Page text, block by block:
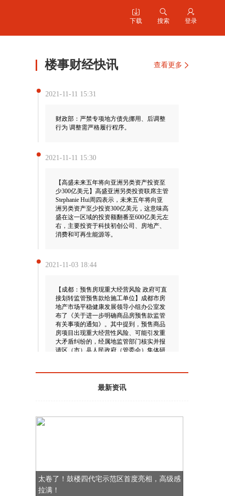

下载

搜索

登录
楼事财经快讯 查看更多
2021-11-11 15:31
财政部：严禁专项地方债先挪用、后调整
行为 调整需严格履行程序。
2021-11-11 15:30
【高盛未来五年将向亚洲另类资产投资至
少300亿美元】高盛亚洲另类投资联席主管
Stephanie Hui周四表示，未来五年将向亚
洲另类资产至少投资300亿美元，这意味高
盛在这一区域的投资额翻番至600亿美元左
右，主要投资于科技初创公司、房地产、
消费和可再生能源等。
2021-11-03 18:44
【成都：预售房现重大经营风险 政府可直
接划转监管预售款给施工单位】成都市房
地产市场平稳健康发展领导小组办公室发
布了《关于进一步明确商品房预售款监管
有关事项的通知》。其中提到，预售商品
房项目出现重大经营性风险、可能引发重
大矛盾纠纷的，经属地监管部门核实并报
请区（市）县人民政府（管委会）集体研
根据风险防控需要，指定单位另设监管专
【深圳二手房成交量创9年新低】深圳中原
研究中心的数据显示，10月深圳全市二手
住宅过户套数为1605套，环比下滑9.1%。
最新资讯
太卷了！鼓楼四代宅示范区首度亮相，高级感
拉满！